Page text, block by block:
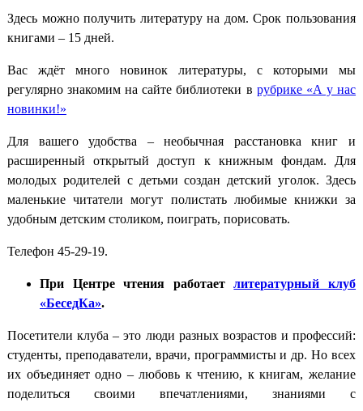
Здесь можно получить литературу на дом. Срок пользования
книгами – 15 дней.
Вас ждёт много новинок литературы, с которыми мы
регулярно знакомим на сайте библиотеки в рубрике «А у нас
новинки!»
Для вашего удобства – необычная расстановка книг и
расширенный открытый доступ к книжным фондам. Для
молодых родителей с детьми создан детский уголок. Здесь
маленькие читатели могут полистать любимые книжки за
удобным детским столиком, поиграть, порисовать.
Телефон 45-29-19.
При Центре чтения работаетлитературный клуб
«БеседКа».
Посетители клуба – это люди разных возрастов и профессий:
студенты, преподаватели, врачи, программисты и др. Но всех
их объединяет одно – любовь к чтению, к книгам, желание
поделиться своими впечатлениями, знаниями с